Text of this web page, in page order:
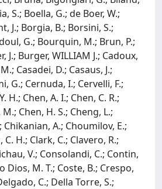
S.; Boella, G.; de Boer, W.;
J.; Borgia, B.; Borsini, S.;
G.; Bourquin, M.; Brun, P.;
J.; Burger, WILLIAM J.; Cadoux,
Casadei, D.; Casaus, J.;
G.; Cernuda, I.; Cervelli, F.;
H.; Chen, A. I.; Chen, C. R.;
Chen, H. S.; Cheng, L.;
A.; Choumilov, E.;
H.; Clark, C.; Clavero, R.;
V.; Consolandi, C.; Contin,
Dios, M. T.; Coste, B.; Crespo,
C.; Della Torre, S.;